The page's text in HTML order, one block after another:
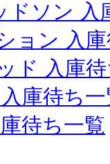
ドソン 入
ョン 入
ド 入庫
庫待ち一
待ち一覧